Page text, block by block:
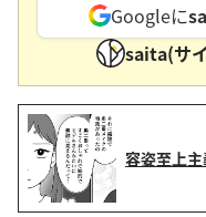
Googleに
saita(サ
容姿至上